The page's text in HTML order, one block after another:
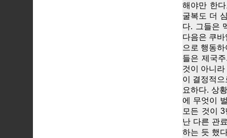
해야만 한
굴복도 더
다. 그들은
다음은 쿠
으로 행동
들은 제국
것이 아니
이 결정적
요하다. 상
에 무엇이
모든 것이
난 다른 관
하는 듯 했